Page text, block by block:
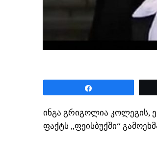
ინგა გრიგოლია კოლეგის,
ფაქტს „ფეისბუქში“